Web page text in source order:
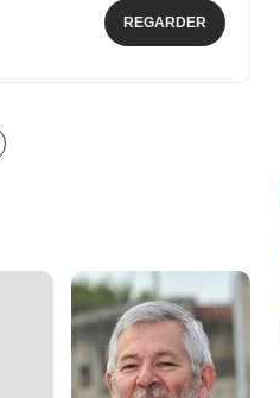
REGARDER